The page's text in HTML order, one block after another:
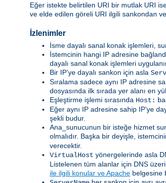
Eğer istekte belirtilen URI bir mutlak URI
ve elde edilen göreli URI ilgili sankondan
İzlenimler
İsme dayalı sanal konak işlemleri,
İstemcinin hangi IP adresine
dayalı sanal konak işlemleri
Bir IP’ye dayalı sankon için asla
Sıralama sadece aynı IP adresine
dosyasında ilk sırada yer alanı en
Eşleştirme işlemi sırasında Host:
Eğer aynı IP adresine sahip IP’ye
şekli budur.
Ana_sunucunun bir isteğe hizmet
olmalıdır. Başka bir deyişle,
verecektir.
VirtualHost yönergelerinde asla
Listelenen tüm alanlar için DNS
ile ilgili konular ve Apache belgesine